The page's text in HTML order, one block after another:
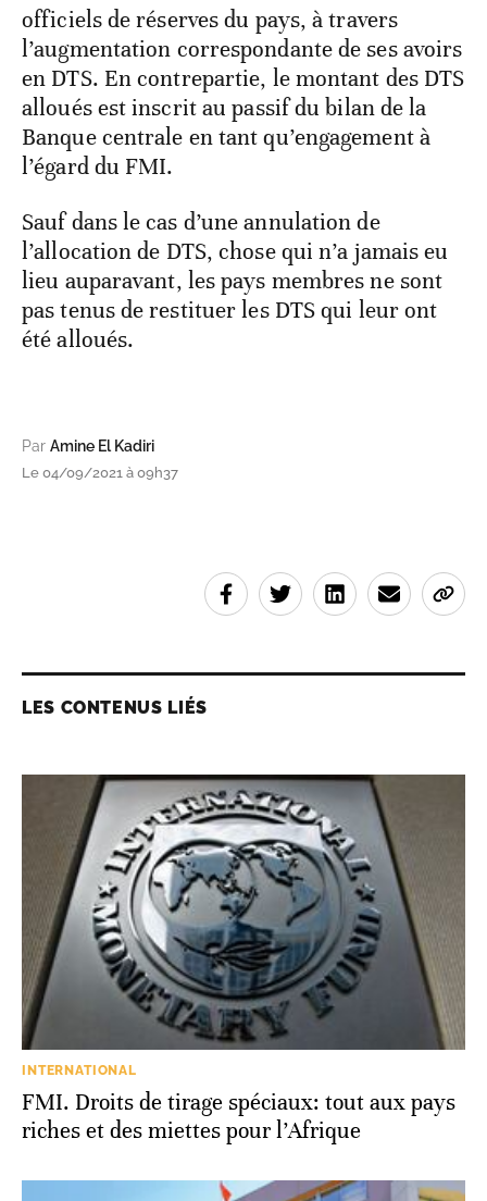
officiels de réserves du pays, à travers
l’augmentation correspondante de ses avoirs
en DTS. En contrepartie, le montant des DTS
alloués est inscrit au passif du bilan de la
Banque centrale en tant qu’engagement à
l’égard du FMI.
Sauf dans le cas d’une annulation de
l’allocation de DTS, chose qui n’a jamais eu
lieu auparavant, les pays membres ne sont
pas tenus de restituer les DTS qui leur ont
été alloués.
Par Amine El Kadiri
Le 04/09/2021 à 09h37
LES CONTENUS LIÉS
INTERNATIONAL
FMI. Droits de tirage spéciaux: tout aux pays
riches et des miettes pour l’Afrique